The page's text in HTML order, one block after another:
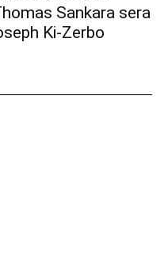
Sankara sera
Ki-Zerbo